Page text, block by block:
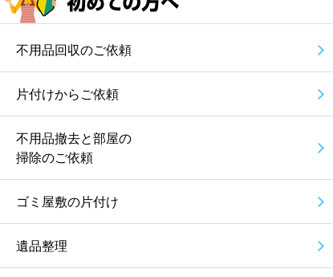
不用品回収のご依頼
片付けからご依頼
不用品撤去と部屋の
掃除のご依頼
ゴミ屋敷の片付け
遺品整理